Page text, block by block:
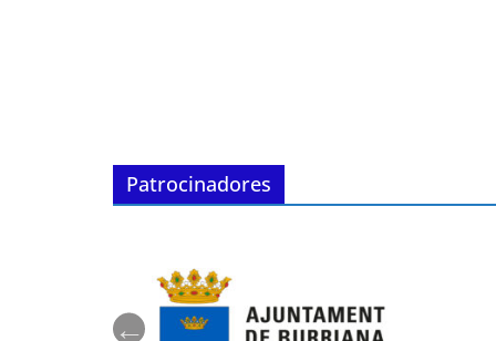
Patrocinadores